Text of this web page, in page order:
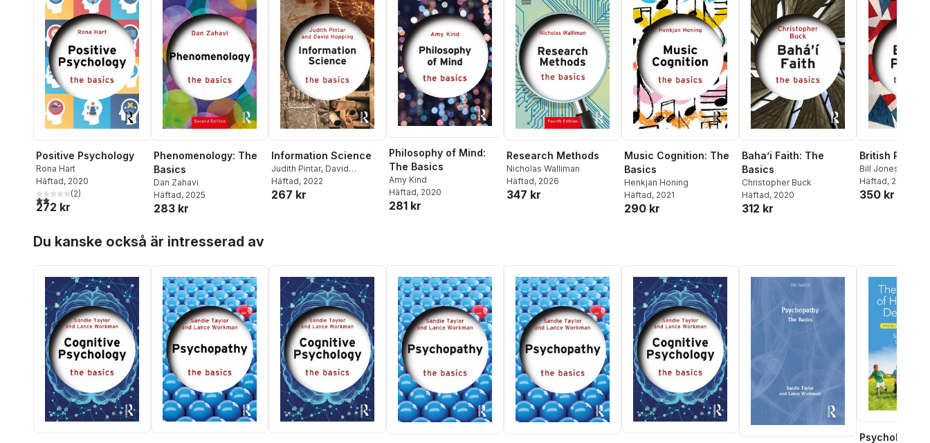
Positive Psychology
Rona Hart
Häftad, 2020
2,0utav 5 stjärnor. Totalt antal röster:
(2)
272 kr
Phenomenology: The
Basics
Dan Zahavi
Häftad, 2025
283 kr
Information Science
Judith Pintar, David
Hopping
Häftad, 2022
267 kr
Philosophy of Mind:
The Basics
Amy Kind
Häftad, 2020
281 kr
Research Methods
Nicholas Walliman
Häftad, 2026
347 kr
Music Cognition: The
Basics
Henkjan Honing
Häftad, 2021
290 kr
Baha’i Faith: The
Basics
Christopher Buck
Häftad, 2020
312 kr
British Politics
Bill Jones
Häftad, 2020
350 kr
Du kanske också är intresserad av
Psychology